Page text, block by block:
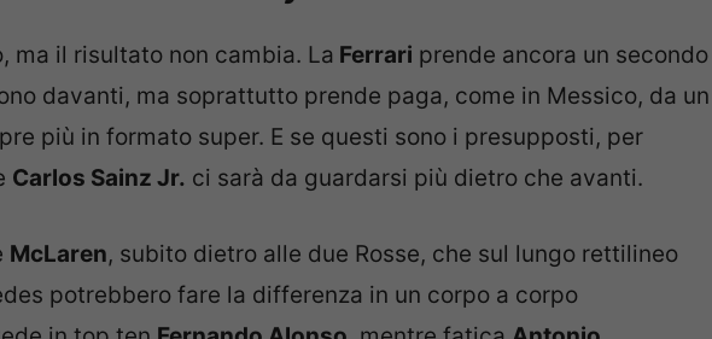
ma il risultato non cambia. La Ferrari prende ancora un secondo
davanti, ma soprattutto prende paga, come in Messico, da un
più in formato super. E se questi sono i presupposti, per
Carlos Sainz Jr. ci sarà da guardarsi più dietro che avanti.
McLaren, subito dietro alle due Rosse, che sul lungo rettilineo
potrebbero fare la differenza in un corpo a corpo